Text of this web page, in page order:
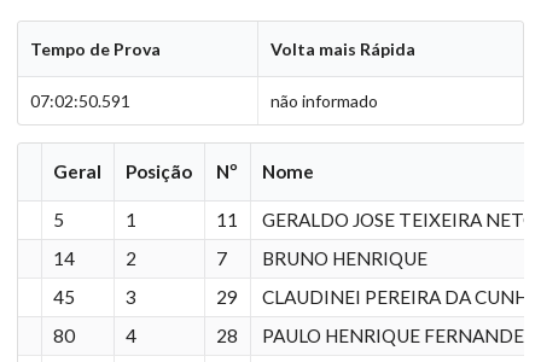
Tempo de Prova Volta mais Rápida
07:02:50.591 não informado
Geral Posição Nº Nome
5 1 11
GERALDO JOSE TEIXEIRA NETO
14
2 7
BRUNO HENRIQUE
45
3 29
CLAUDINEI PEREIRA DA CUNHA
80
4 28
PAULO HENRIQUE FERNANDES